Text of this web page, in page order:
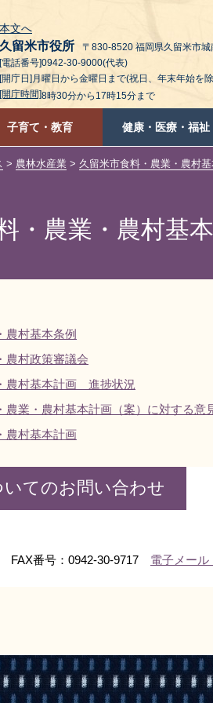
本文へ
久留米市役所 〒830-8520 福岡県久留米市
[電話番号]0942-30-9000(代表)
[開庁日]月曜日から金曜日まで(祝日、年末年始を
[開庁時間]8時30分から17時15分まで
子育て・教育 健康・医療・福祉
> 農林水産業 > 久留米市食料・農業・農村
・農業・農村基
農村基本条例
農村政策審議会
農村基本計画 進捗状況
農業・農村基本計画（案）に対する意
農村基本計画
てのお問い合わせ
FAX番号：0942-30-9717 電子メー